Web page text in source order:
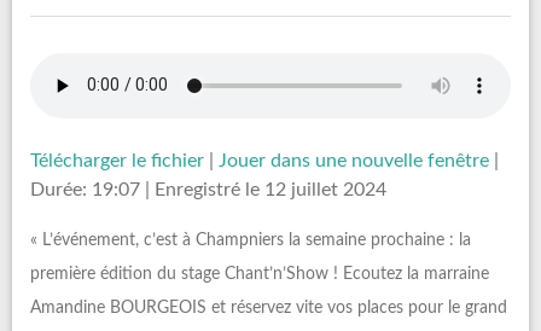
Télécharger le fichier Jouer dans une nouvelle fenêtre
Durée: 19:07
Enregistré le 12 juillet 2024
« L’événement, c’est à Champniers la semaine prochaine : la
première édition du stage Chant’n’Show ! Ecoutez la marraine
Amandine BOURGEOIS et réservez vite vos places pour le grand